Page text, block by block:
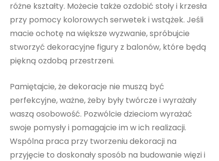
różne kształty. Możecie także ozdobić stoły i krzesła
przy pomocy kolorowych serwetek i wstążek. Jeśli
macie ochotę na większe wyzwanie, spróbujcie
stworzyć dekoracyjne figury z balonów, które będą
piękną ozdobą przestrzeni.
Pamiętajcie, że dekoracje nie muszą być
perfekcyjne, ważne, żeby były twórcze i wyrażały
waszą osobowość. Pozwólcie dzieciom wyrażać
swoje pomysły i pomagajcie im w ich realizacji.
Wspólna praca przy tworzeniu dekoracji na
przyjęcie to doskonały sposób na budowanie więzi i